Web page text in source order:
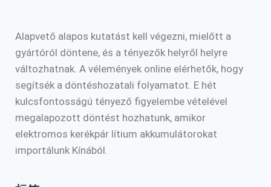
Alapvető alapos kutatást kell végezni, mielőtt a
gyártóról döntene, és a tényezők helyről helyre
változhatnak. A vélemények online elérhetők, hogy
segítsék a döntéshozatali folyamatot. E hét
kulcsfontosságú tényező figyelembe vételével
megalapozott döntést hozhatunk, amikor
elektromos kerékpár lítium akkumulátorokat
importálunk Kínából.